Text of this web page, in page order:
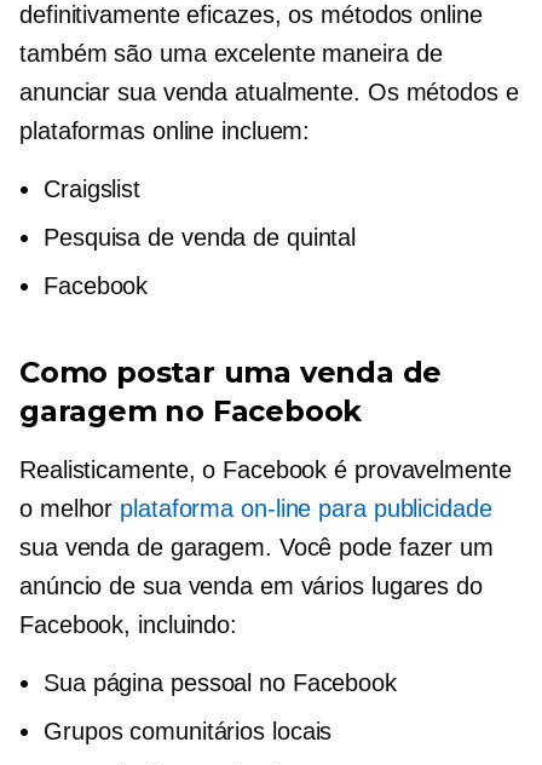
definitivamente eficazes, os métodos online
também são uma excelente maneira de
anunciar sua venda atualmente. Os métodos e
plataformas online incluem:
Craigslist
Pesquisa de venda de quintal
Facebook
Como postar uma venda de
garagem no Facebook
Realisticamente, o Facebook é provavelmente
o melhor plataforma on-line para publicidade
sua venda de garagem. Você pode fazer um
anúncio de sua venda em vários lugares do
Facebook, incluindo:
Sua página pessoal no Facebook
Grupos comunitários locais